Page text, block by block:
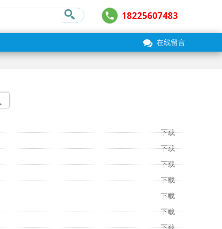
18225607483
在线留言
下载
下载
下载
下载
下载
下载